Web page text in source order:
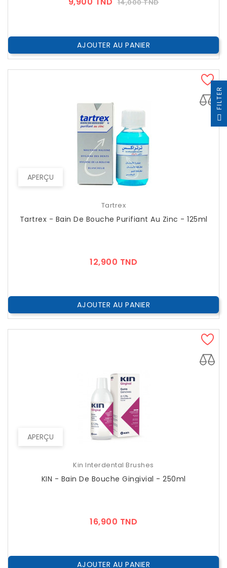
14,000 TND
AJOUTER AU PANIER
APERÇU
Tartrex
Tartrex - Bain De Bouche Purifiant Au Zinc - 125ml
12,900 TND
AJOUTER AU PANIER
APERÇU
Kin Interdental Brushes
KIN - Bain De Bouche Gingivial - 250ml
16,900 TND
AJOUTER AU PANIER
R